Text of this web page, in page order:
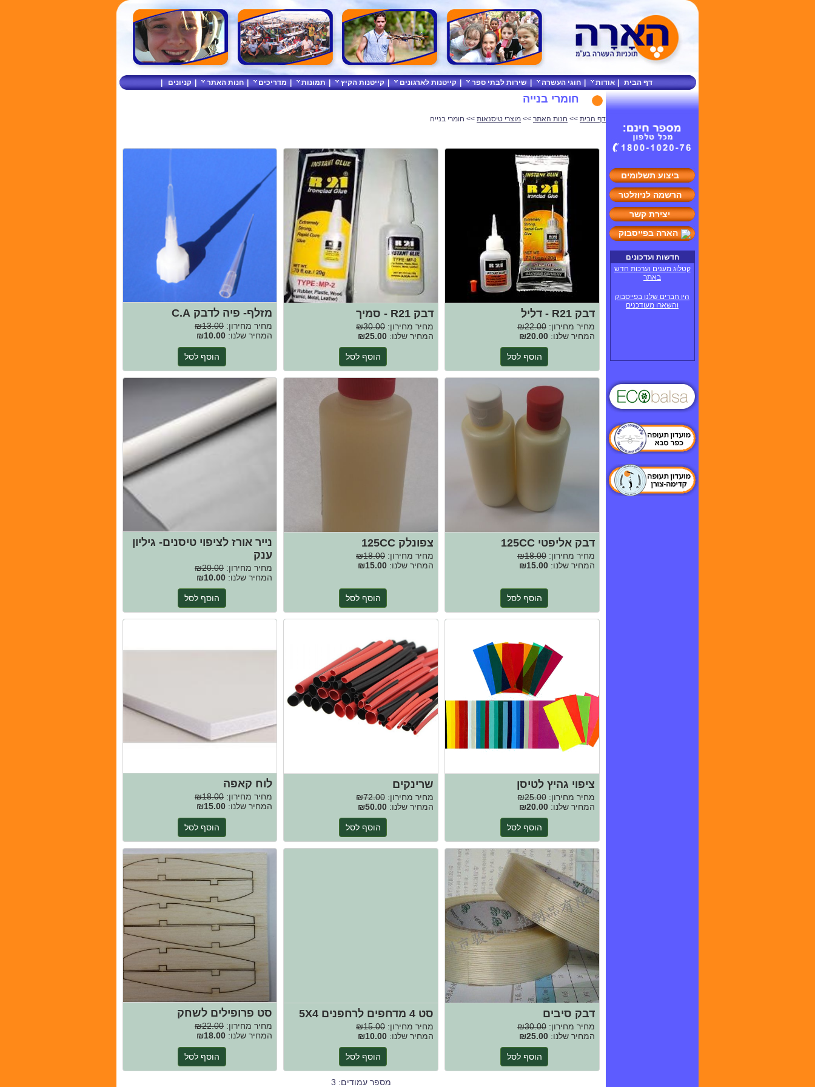
דף הבית אודות חוגי העשרה שירות לבתי ספר קייטנות לארגונים קייטנות הקיץ תמונות מדריכים חנות האתר קניונים
ביצוע תשלומים
הרשמה לניוזלטר
יצירת קשר
הארה בפייסבוק
חדשות ועדכונים
קטלוג מענים וערכות חדש
באתר
היו חברים שלנו בפייסבוק
והשארו מעודכנים
חומרי בנייה
דף הבית >> חנות האתר >> מוצרי טיסנאות >> חומרי בנייה
דבק R21 - דליל
מחיר מחירון: ₪22.00
המחיר שלנו: ₪20.00
הוסף לסל
דבק R21 - סמיך
מחיר מחירון: ₪30.00
המחיר שלנו: ₪25.00
הוסף לסל
מזלף- פיה לדבק C.A
מחיר מחירון: ₪13.00
המחיר שלנו: ₪10.00
הוסף לסל
דבק אליפטי 125CC
מחיר מחירון: ₪18.00
המחיר שלנו: ₪15.00
הוסף לסל
צפונלק 125CC
מחיר מחירון: ₪18.00
המחיר שלנו: ₪15.00
הוסף לסל
נייר אורז לציפוי טיסנים- גיליון
ענק
מחיר מחירון: ₪20.00
המחיר שלנו: ₪10.00
הוסף לסל
ציפוי גהיץ לטיסן
מחיר מחירון: ₪25.00
המחיר שלנו: ₪20.00
הוסף לסל
שרינקים
מחיר מחירון: ₪72.00
המחיר שלנו: ₪50.00
הוסף לסל
לוח קאפה
מחיר מחירון: ₪18.00
המחיר שלנו: ₪15.00
הוסף לסל
דבק סיבים
מחיר מחירון: ₪30.00
המחיר שלנו: ₪25.00
הוסף לסל
סט 4 מדחפים לרחפנים 5X4
מחיר מחירון: ₪15.00
המחיר שלנו: ₪10.00
הוסף לסל
סט פרופילים לשחק
מחיר מחירון: ₪22.00
המחיר שלנו: ₪18.00
הוסף לסל
מספר עמודים: 3